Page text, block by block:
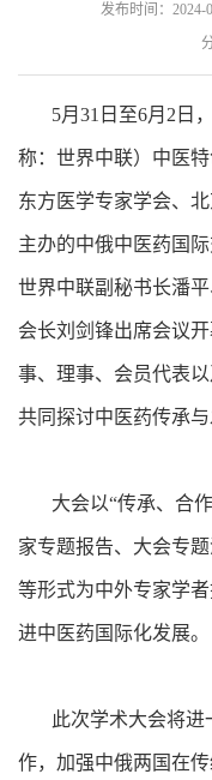
发布时间：2024-
5月31日至6月2日，
称：世界中联）中医
东方医学专家学会、
主办的中俄中医药国
世界中联副秘书长潘
会长刘剑锋出席会议
事、理事、会员代表以
共同探讨中医药传承与
大会以“传承、合作
家专题报告、大会专
等形式为中外专家学
进中医药国际化发展。
此次学术大会将进
作，加强中俄两国在